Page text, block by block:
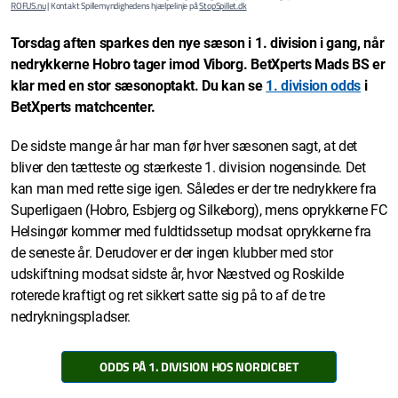
ROFUS.nu| Kontakt Spillemyndighedens hjælpelinje påStopSpillet.dk
Torsdag aften sparkes den nye sæson i 1. division i gang, når
nedrykkerne Hobro tager imod Viborg. BetXperts Mads BS er
klar med en stor sæsonoptakt. Du kan se 1. division odds i
BetXperts matchcenter.
De sidste mange år har man før hver sæsonen sagt, at det
bliver den tætteste og stærkeste 1. division nogensinde. Det
kan man med rette sige igen. Således er der tre nedrykkere fra
Superligaen (Hobro, Esbjerg og Silkeborg), mens oprykkerne FC
Helsingør kommer med fuldtidssetup modsat oprykkerne fra
de seneste år. Derudover er der ingen klubber med stor
udskiftning modsat sidste år, hvor Næstved og Roskilde
roterede kraftigt og ret sikkert satte sig på to af de tre
nedrykningspladser.
ODDS PÅ 1. DIVISION HOS NORDICBET